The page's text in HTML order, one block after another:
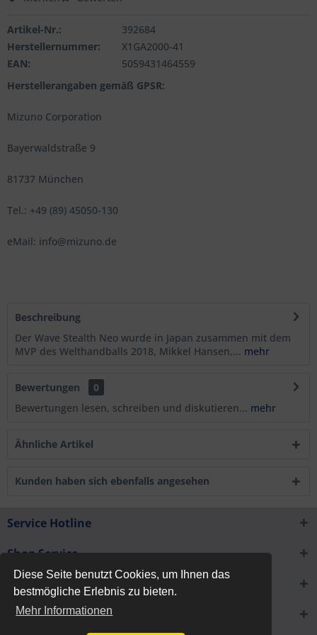
Diese Seite benutzt Cookies, um Ihnen das
bestmögliche Erlebnis zu bieten.
Mehr Informationen
Artikel-Nr.:
392684
Herstellernummer:
X1GA2000-41
EAN:
5059431464559
Herstellerangaben gemäß GPSR:
Mizuno Corporation
Bayerwaldstraße 9
81737 München
Tel.: +49 (89) 45050-130
eMail: info@mizuno.de
Beschreibung
Der Wave Stealth Neo wurde in Japan zusammen mit dem
MVP des Welthandballs 2018, Mikkel Hansen,... mehr
Bewertungen
0
Bewertungen lesen, schreiben und diskutieren... mehr
Ähnliche Artikel
Kunden haben sich ebenfalls angesehen
Service Hotline
Shop Service
Informationen
Newsletter